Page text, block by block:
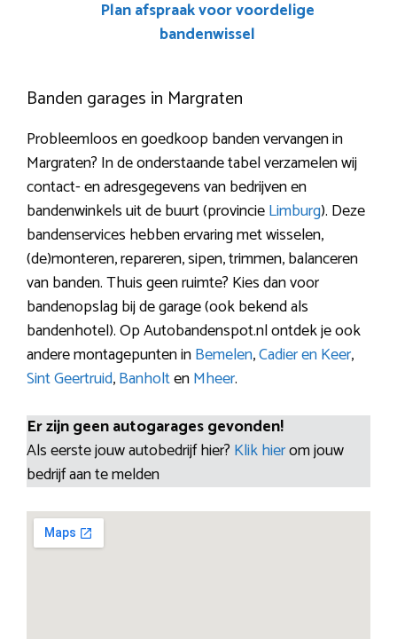
Plan afspraak voor voordelige
bandenwissel
Banden garages in Margraten
Probleemloos en goedkoop banden vervangen in
Margraten? In de onderstaande tabel verzamelen wij
contact- en adresgegevens van bedrijven en
bandenwinkels uit de buurt (provincieLimburg). Deze
bandenservices hebben ervaring met wisselen,
(de)monteren, repareren, sipen, trimmen, balanceren
van banden. Thuis geen ruimte? Kies dan voor
bandenopslag bij de garage (ook bekend als
bandenhotel). Op Autobandenspot.nl ontdek je ook
andere montagepunten inBemelen,Cadier en Keer,
Sint Geertruid,BanholtenMheer.
Er zijn geen autogarages gevonden!
Als eerste jouw autobedrijf hier? Klik hierom jouw
bedrijf aan te melden